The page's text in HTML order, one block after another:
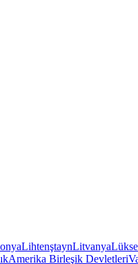
LihtenştaynLitvanya
Amerika Birleşik Devletleri